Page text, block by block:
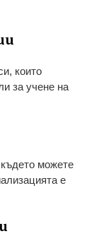
които
за учене на
можете
е